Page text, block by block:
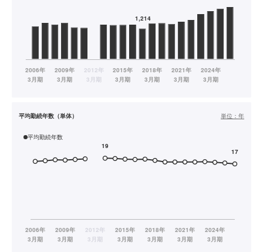
平均勤続年数（単体） 単位： 年
平均勤続年数